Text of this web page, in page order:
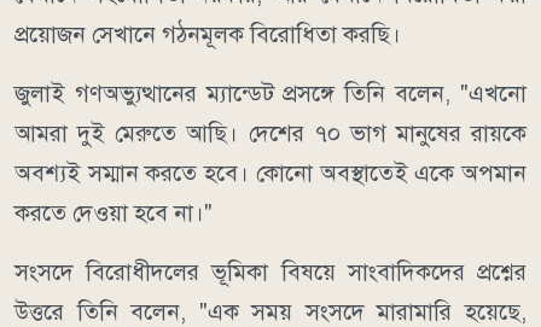
প্রয়োজন সেখানে গঠনমূলক বিরোধিতা করছি।
জুলাই গণঅভ্যুত্থানের ম্যান্ডেট প্রসঙ্গে তিনি বলেন, "এখনো
আমরা দুই মেরুতে আছি। দেশের ৭০ ভাগ মানুষের রায়কে
অবশ্যই সম্মান করতে হবে। কোনো অবস্থাতেই একে অপমান
করতে দেওয়া হবে না।"
সংসদে বিরোধীদলের ভূমিকা বিষয়ে সাংবাদিকদের প্রশ্নের
উত্তরে তিনি বলেন, "এক সময় সংসদে মারামারি হয়েছে,